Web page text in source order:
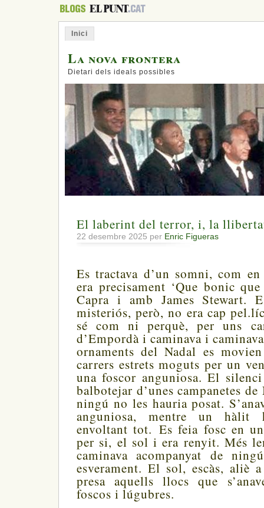
Inici
La nova frontera
Dietari dels ideals possibles
El laberint del terror, i, la
22 desembre 2025 per Enric Figueras
Es tractava d’un somni, com
era precisament ‘Que bonic
Capra i amb James Stewart.
misteriós, però, no era cap
sé com ni perquè, per uns
d’Empordà i caminava i
ornaments del Nadal es
carrers estrets moguts per un
una foscor anguniosa. El
balbotejar d’unes campanetes
ningú no les hauria posat.
anguniosa, mentre un hàlit
envoltant tot. Es feia fosc en
per si, el sol i era renyit. Més
caminava acompanyat de
esverament. El sol, escàs, aliè
presa aquells llocs que
foscos i lúgubres.